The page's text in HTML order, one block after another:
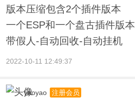
版本压缩包含2个插件版本
一个ESP和一个盘古插件版本
带假人-自动回收-自动挂机
2022-10-11 12:49:37
yaoyao 注册会员